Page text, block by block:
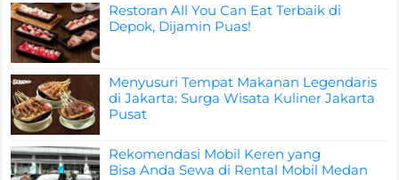
Restoran All You Can Eat Terbaik di
Depok, Dijamin Puas!
Menyusuri Tempat Makanan Legendaris
di Jakarta: Surga Wisata Kuliner Jakarta
Pusat
Rekomendasi Mobil Keren yang
Bisa Anda Sewa di Rental Mobil Medan